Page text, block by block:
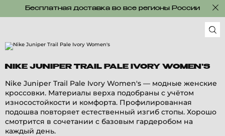
Бесплатная доставка во все регионы России
NIKE JUNIPER TRAIL PALE IVORY WOMEN'S
Nike Juniper Trail Pale Ivory Women's — модные женские
кроссовки. Материалы верха подобраны с учётом
износостойкости и комфорта. Профилированная
подошва повторяет естественный изгиб стопы. Хорошо
смотрится в сочетании с базовым гардеробом на
каждый день.